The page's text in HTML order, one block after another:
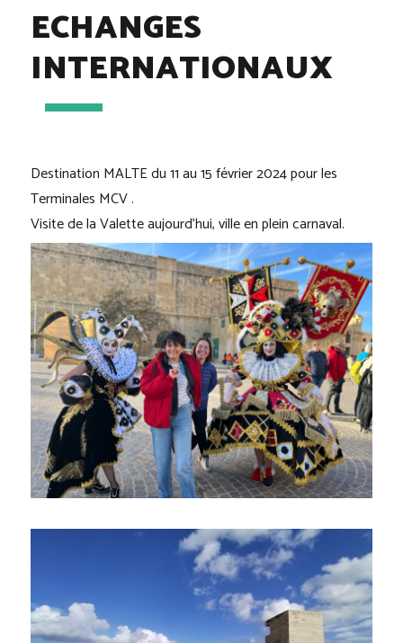
ECHANGES
INTERNATIONAUX
Destination MALTE du 11 au 15 février 2024 pour les
Terminales MCV .
Visite de la Valette aujourd’hui, ville en plein carnaval.